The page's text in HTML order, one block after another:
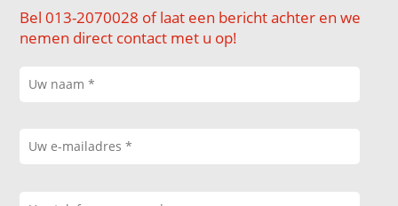
Bel 013-2070028 of laat een bericht achter en we
nemen direct contact met u op!